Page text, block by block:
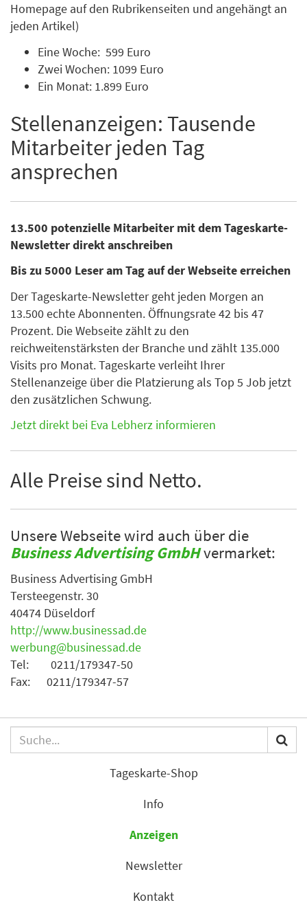
Homepage auf den Rubrikenseiten und angehängt an
jeden Artikel)
Eine Woche: 599 Euro
Zwei Wochen: 1099 Euro
Ein Monat: 1.899 Euro
Stellenanzeigen: Tausende
Mitarbeiter jeden Tag
ansprechen
13.500 potenzielle Mitarbeiter mit dem Tageskarte-
Newsletter direkt anschreiben
Bis zu 5000 Leser am Tag auf der Webseite erreichen
Der Tageskarte-Newsletter geht jeden Morgen an
13.500 echte Abonnenten. Öffnungsrate 42 bis 47
Prozent. Die Webseite zählt zu den
reichweitenstärksten der Branche und zählt 135.000
Visits pro Monat. Tageskarte verleiht Ihrer
Stellenanzeige über die Platzierung als Top 5 Job jetzt
den zusätzlichen Schwung.
Jetzt direkt bei Eva Lebherz informieren
Alle Preise sind Netto.
Unsere Webseite wird auch über die
Business Advertising GmbHvermarket:
Business Advertising GmbH
Tersteegenstr. 30
40474 Düseldorf
http://www.businessad.de
werbung@businessad.de
Tel: 0211/179347-50
Fax: 0211/179347-57
Tageskarte-Shop
Info
Anzeigen
Newsletter
Kontakt